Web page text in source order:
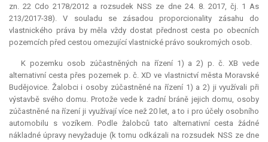
zn. 22 Cdo 2178/2012 a rozsudek NSS ze dne 24. 8. 2017, čj. 1 As
213/2017-38). V souladu se zásadou proporcionality zásahu do
vlastnického práva by měla vždy dostat přednost cesta po obecních
pozemcích před cestou omezující vlastnické právo soukromých osob.
K pozemku osob zúčastněných na řízení 1) a 2) p. č. XB vede
alternativní cesta přes pozemek p. č. XD ve vlastnictví města Moravské
Budějovice. Žalobci i osoby zúčastněné na řízení 1) a 2) ji využívali při
výstavbě svého domu. Protože vede k zadní bráně jejich domu, osoby
zúčastněné na řízení ji využívají více než 20 let, a to i pro účely osobního
automobilu s vozíkem. Podle žalobců tato alternativní cesta žádné
nákladné úpravy nevyžaduje (k tomu odkázali na rozsudek NSS ze dne